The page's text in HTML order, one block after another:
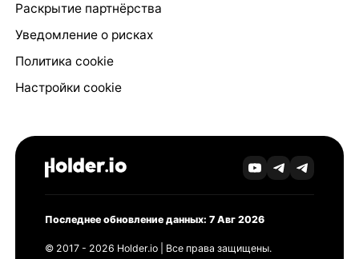
Раскрытие партнёрства
Уведомление о рисках
Политика cookie
Настройки cookie
Последнее обновление данных: 7 Авг 2026
© 2017 - 2026 Holder.io | Все права защищены.